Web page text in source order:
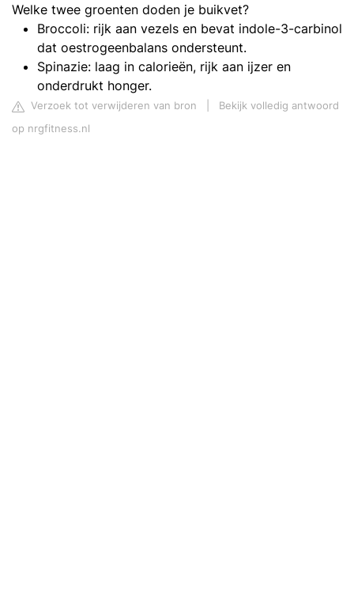
Welke twee groenten doden je buikvet?
Broccoli: rijk aan vezels en bevat indole-3-carbinol
dat oestrogeenbalans ondersteunt.
Spinazie: laag in calorieën, rijk aan ijzer en
onderdrukt honger.
Verzoek tot verwijderen van bron
Bekijk volledig antwoord
op nrgfitness.nl